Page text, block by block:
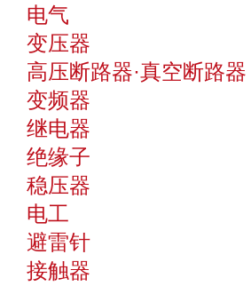
电气
变压器
高压断路器·真空断路器
变频器
继电器
绝缘子
稳压器
电工
避雷针
接触器